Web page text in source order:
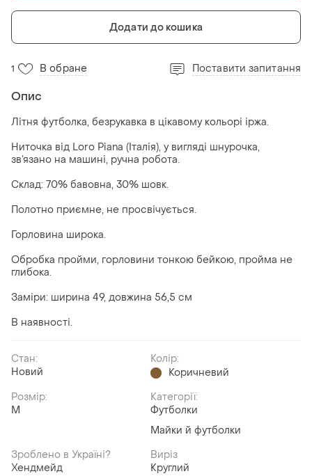
Додати до кошика
1 В обране Поставити запитання
Опис
Літня футболка, безрукавка в цікавому кольорі іржа.
Ниточка від Loro Piana (Італія), у вигляді шнурочка,
зв’язано на машині, ручна робота.
Склад: 70% бавовна, 30% шовк.
Полотно приємне, не просвічується.
Горловина широка.
Обробка пройми, горловини тонкою бейкою, пройма не
глибока.
Заміри: ширина 49, довжина 56,5 см
В наявності.
Стан:
Новий
Колір:
Коричневий
Розмір:
M
Категорії:
Футболки
Майки й футболки
Зроблено в Україні?
Хендмейд
Виріз
Круглий